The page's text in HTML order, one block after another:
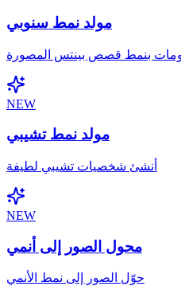
مولد نمط سنوبي
بنمط قصص بينتس المصورة
NEW
مولد نمط تشيبي
أنشئ شخصيات تشيبي لطيفة
NEW
محول الصور إلى أنمي
حوّل الصور إلى نمط الأنمي